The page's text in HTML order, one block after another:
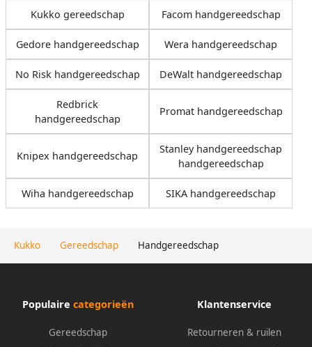
Kukko Gereedschap Handgereedschap
Kukko gereedschap Facom handgereedschap
Gedore handgereedschap Wera handgereedschap
No Risk handgereedschap DeWalt handgereedschap
Redbrick
handgereedschap
Promat handgereedschap
Knipex handgereedschap
Stanley handgereedschap
handgereedschap
Wiha handgereedschap SIKA handgereedschap
Populaire categorieën
Gereedschap
Klantenservice
Retourneren & ruilen